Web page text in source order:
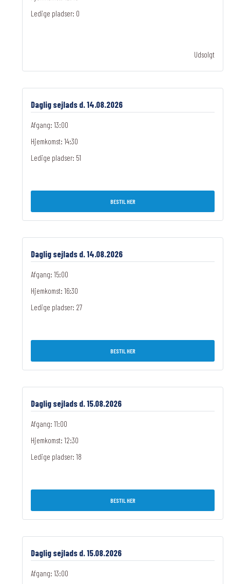
Ledige pladser: 0
Udsolgt
Daglig sejlads d. 14.08.2026
Afgang: 13:00
Hjemkomst: 14:30
Ledige pladser: 51
BESTIL HER
Daglig sejlads d. 14.08.2026
Afgang: 15:00
Hjemkomst: 16:30
Ledige pladser: 27
BESTIL HER
Daglig sejlads d. 15.08.2026
Afgang: 11:00
Hjemkomst: 12:30
Ledige pladser: 18
BESTIL HER
Daglig sejlads d. 15.08.2026
Afgang: 13:00